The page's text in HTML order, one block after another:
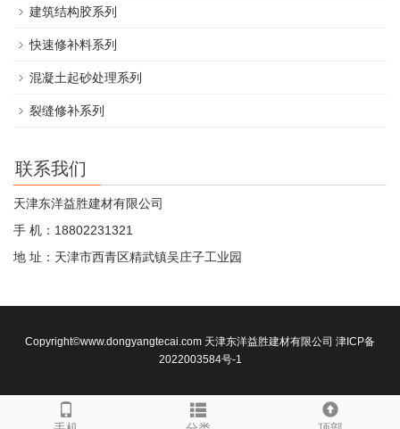
建筑结构胶系列
快速修补料系列
混凝土起砂处理系列
裂缝修补系列
联系我们
天津东洋益胜建材有限公司
手 机：18802231321
地 址：天津市西青区精武镇吴庄子工业园
Copyright©www.dongyangtecai.com 天津东洋益胜建材有限公司 津ICP备
2022003584号-1